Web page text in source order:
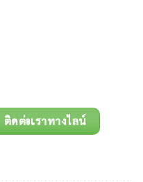
ติดต่อเราทางไลน์